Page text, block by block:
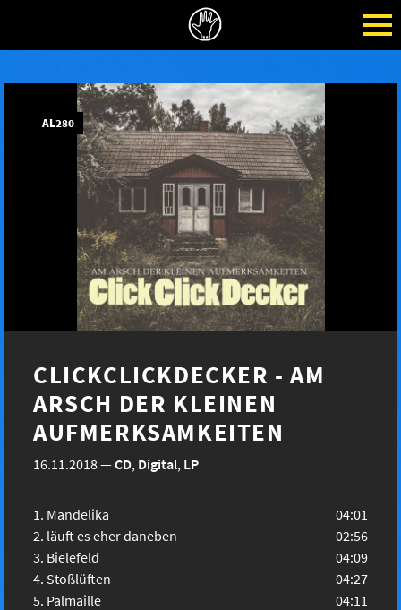
AL280
CLICKCLICKDECKER - AM
ARSCH DER KLEINEN
AUFMERKSAMKEITEN
16.11.2018—CD, Digital, LP
Mandelika
04:01
läuft es eher daneben
02:56
Bielefeld
04:09
Stoßlüften
04:27
Palmaille
04:11